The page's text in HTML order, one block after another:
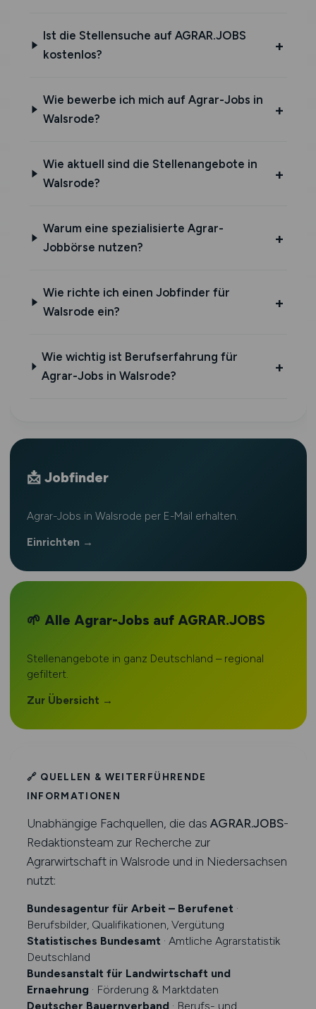
Ist die Stellensuche auf AGRAR.JOBS
kostenlos?
Wie bewerbe ich mich auf Agrar-Jobs in
Walsrode?
Wie aktuell sind die Stellenangebote in
Walsrode?
Warum eine spezialisierte Agrar-
Jobbörse nutzen?
Wie richte ich einen Jobfinder für
Walsrode ein?
Wie wichtig ist Berufserfahrung für
Agrar-Jobs in Walsrode?
📩 Jobfinder
Agrar-Jobs in Walsrode per E-Mail erhalten.
Einrichten →
🌱 Alle Agrar-Jobs auf AGRAR.JOBS
Stellenangebote in ganz Deutschland – regional
gefiltert.
Zur Übersicht →
🔗 QUELLEN & WEITERFÜHRENDE
INFORMATIONEN
Unabhängige Fachquellen, die das AGRAR.JOBS-
Redaktionsteam zur Recherche zur
Agrarwirtschaft in Walsrode und in Niedersachsen
nutzt:
Bundesagentur für Arbeit – Berufenet ·
Berufsbilder, Qualifikationen, Vergütung
Statistisches Bundesamt · Amtliche Agrarstatistik
Deutschland
Bundesanstalt für Landwirtschaft und
Ernaehrung · Förderung & Marktdaten
Deutscher Bauernverband · Berufs- und